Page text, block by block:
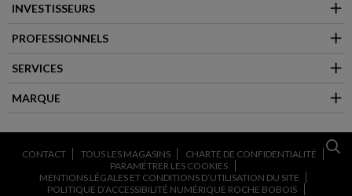
INVESTISSEURS
PROFESSIONNELS
SERVICES
MARQUE
CONTACT TOUS LES MAGASINS
CHARTE DE CONFIDENTIALITÉ
PARAMÉTRER LES COOKIES
MENTIONS LÉGALES ET CONDITIONS D’UTILISATION DU SITE
POLITIQUE D’ACCESSIBILITÉ NUMÉRIQUE ROCHE BOBOIS